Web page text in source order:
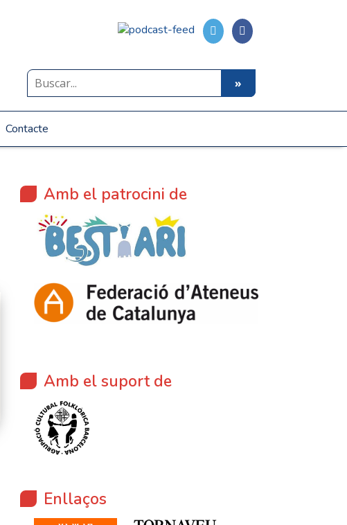
Contacte
Amb el patrocini de
Amb el suport de
Enllaços